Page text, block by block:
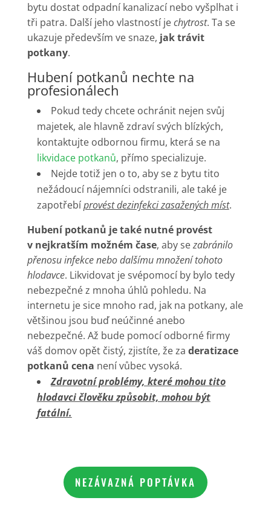
bytu dostat odpadní kanalizací nebo vyšplhat i
tři patra. Další jeho vlastností jechytrost. Ta se
ukazuje především ve snaze, jak trávit
potkany.
Hubení potkanů nechte na
profesionálech
Pokud tedy chcete ochránit nejen svůj
majetek, ale hlavně zdraví svých blízkých,
kontaktujte odbornou firmu, která se na
likvidace potkanů, přímo specializuje.
Nejde totiž jen o to, aby se z bytu tito
nežádoucí nájemníci odstranili, ale také je
zapotřebíprovést dezinfekci zasažených míst.
Hubení potkanů je také nutné provést
v nejkratším možném čase, aby sezabránilo
přenosu infekce nebo dalšímu množení tohoto
hlodavce. Likvidovat je svépomocí by bylo tedy
nebezpečné z mnoha úhlů pohledu. Na
internetu je sice mnoho rad, jak na potkany, ale
většinou jsou buď neúčinné anebo
nebezpečné. Až bude pomocí odborné firmy
váš domov opět čistý, zjistíte, že za deratizace
potkanů cena není vůbec vysoká.
Zdravotní problémy, které mohou tito
hlodavci člověku způsobit, mohou být
fatální.
NEZÁVAZNÁ POPTÁVKA